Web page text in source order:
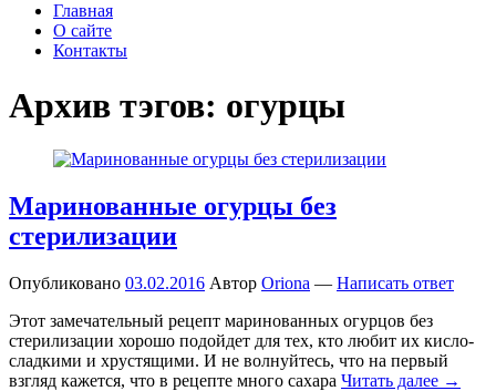
Главная
О сайте
Контакты
Архив тэгов: огурцы
Маринованные огурцы без
стерилизации
Опубликовано 03.02.2016 Автор Oriona — Написать ответ
Этот замечательный рецепт маринованных огурцов без
стерилизации хорошо подойдет для тех, кто любит их кисло-
сладкими и хрустящими. И не волнуйтесь, что на первый
взгляд кажется, что в рецепте много сахара Читать далее →